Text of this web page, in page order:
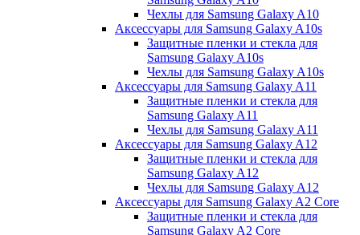
Чехлы для Samsung Galaxy A10
Аксессуары для Samsung Galaxy A10s
Защитные пленки и стекла для
Samsung Galaxy A10s
Чехлы для Samsung Galaxy A10s
Аксессуары для Samsung Galaxy A11
Защитные пленки и стекла для
Samsung Galaxy A11
Чехлы для Samsung Galaxy A11
Аксессуары для Samsung Galaxy A12
Защитные пленки и стекла для
Samsung Galaxy A12
Чехлы для Samsung Galaxy A12
Аксессуары для Samsung Galaxy A2 Core
Защитные пленки и стекла для
Samsung Galaxy A2 Core